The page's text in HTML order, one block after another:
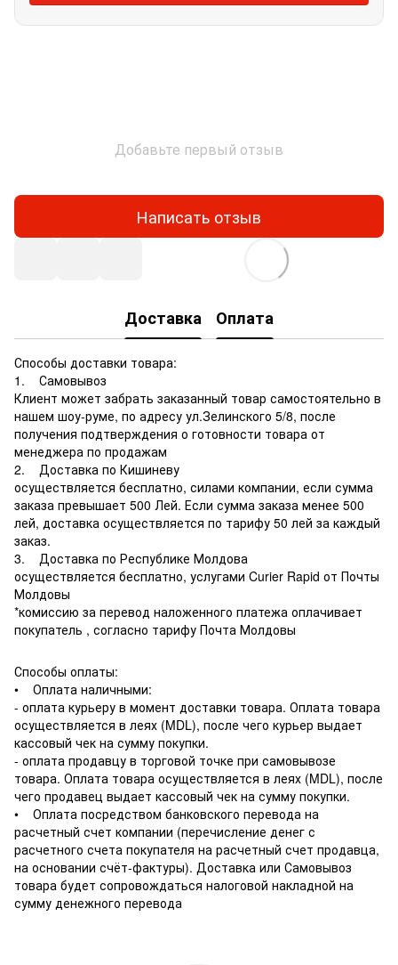
Добавьте первый отзыв
Написать отзыв
Доставка Оплата
Способы доставки товара:
1. Самовывоз
Клиент может забрать заказанный товар самостоятельно в
нашем шоу-руме, по адресу ул.Зелинского 5/8, после
получения подтверждения о готовности товара от
менеджера по продажам
2. Доставка по Кишиневу
осуществляется бесплатно, силами компании, если сумма
заказа превышает 500 Лей. Если сумма заказа менее 500
лей, доставка осуществляется по тарифу 50 лей за каждый
заказ.
3. Доставка по Республике Молдова
осуществляется бесплатно, услугами Curier Rapid от Почты
Молдовы
*комиссию за перевод наложенного платежа оплачивает
покупатель , согласно тарифу Почта Молдовы
Способы оплаты:
• Оплата наличными:
- оплата курьеру в момент доставки товара. Оплата товара
осуществляется в леях (MDL), после чего курьер выдает
кассовый чек на сумму покупки.
- оплата продавцу в торговой точке при самовывозе
товара. Оплата товара осуществляется в леях (MDL), после
чего продавец выдает кассовый чек на сумму покупки.
• Оплата посредством банковского перевода на
расчетный счет компании (перечисление денег с
расчетного счета покупателя на расчетный счет продавца,
на основании счёт-фактуры). Доставка или Самовывоз
товара будет сопровождаться налоговой накладной на
сумму денежного перевода